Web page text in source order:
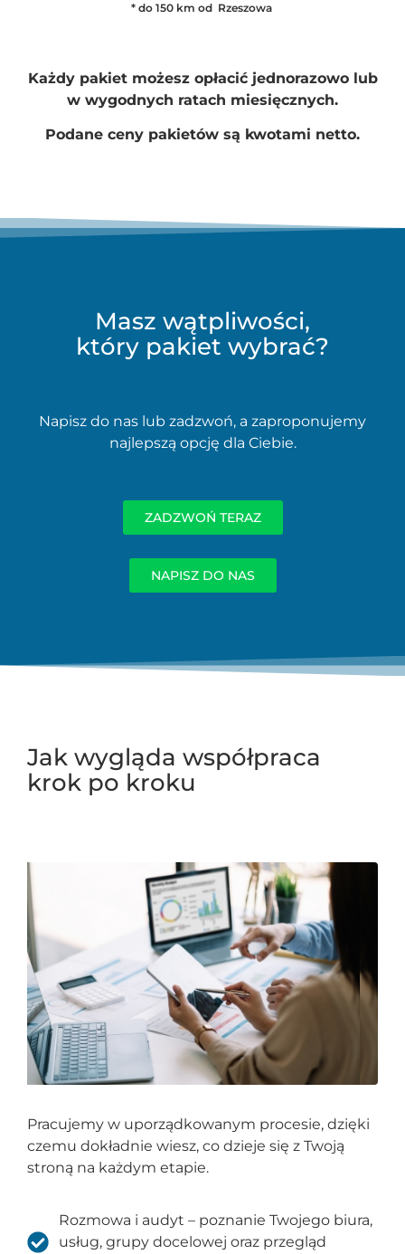
* do 150 km od Rzeszowa
Każdy pakiet możesz opłacić jednorazowo lub
w wygodnych ratach miesięcznych.
Podane ceny pakietów są kwotami netto.
Masz wątpliwości,
który pakiet wybrać?
Napisz do nas lub zadzwoń, a zaproponujemy
najlepszą opcję dla Ciebie.
ZADZWOŃ TERAZ
NAPISZ DO NAS
Jak wygląda współpraca
krok po kroku
Pracujemy w uporządkowanym procesie, dzięki
czemu dokładnie wiesz, co dzieje się z Twoją
stroną na każdym etapie.
Rozmowa i audyt – poznanie Twojego biura,
usług, grupy docelowej oraz przegląd